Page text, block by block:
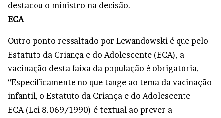
destacou o ministro na decisão.
ECA
Outro ponto ressaltado por Lewandowski é que pelo
Estatuto da Criança e do Adolescente (ECA), a
vacinação desta faixa da população é obrigatória.
“Especificamente no que tange ao tema da vacinação
infantil, o Estatuto da Criança e do Adolescente –
ECA (Lei 8.069/1990) é textual ao prever a